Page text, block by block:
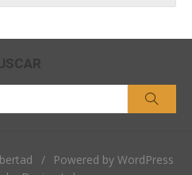
/
Powered by WordPress